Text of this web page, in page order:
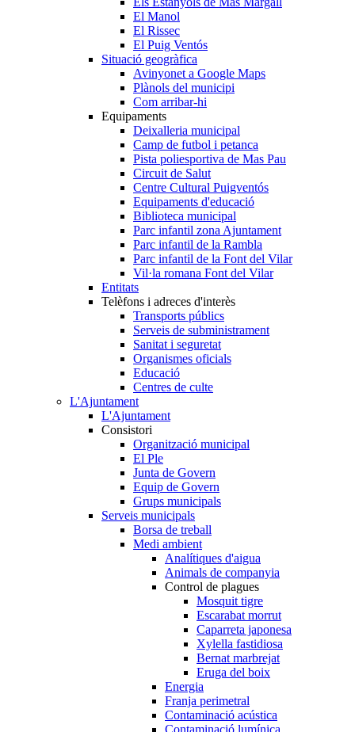
El Manol
El Rissec
El Puig Ventós
Situació geogràfica
Avinyonet a Google Maps
Plànols del municipi
Com arribar-hi
Equipaments
Deixalleria municipal
Camp de futbol i petanca
Pista poliesportiva de Mas Pau
Circuit de Salut
Centre Cultural Puigventós
Equipaments d'educació
Biblioteca municipal
Parc infantil zona Ajuntament
Parc infantil de la Rambla
Parc infantil de la Font del Vilar
Vil·la romana Font del Vilar
Entitats
Telèfons i adreces d'interès
Transports públics
Serveis de subministrament
Sanitat i seguretat
Organismes oficials
Educació
Centres de culte
L'Ajuntament
L'Ajuntament
Consistori
Organització municipal
El Ple
Junta de Govern
Equip de Govern
Grups municipals
Serveis municipals
Borsa de treball
Medi ambient
Analítiques d'aigua
Animals de companyia
Control de plagues
Mosquit tigre
Escarabat morrut
Caparreta japonesa
Xylella fastidiosa
Bernat marbrejat
Eruga del boix
Energia
Franja perimetral
Contaminació acústica